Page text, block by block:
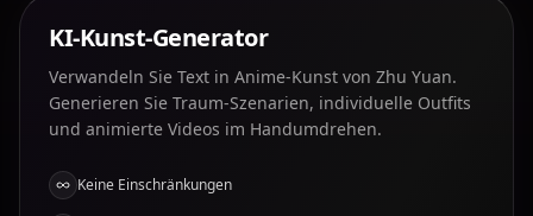
KI-Kunst-Generator
Verwandeln Sie Text in Anime-Kunst von Zhu Yuan.
Generieren Sie Traum-Szenarien, individuelle Outfits
und animierte Videos im Handumdrehen.
Keine Einschränkungen